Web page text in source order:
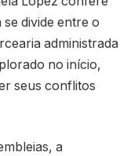
divide entre o
administrada
no início,
seus conflitos
a